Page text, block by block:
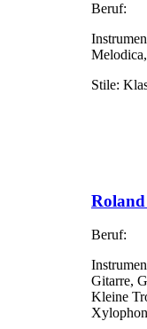
Beruf:
Stile:
Beruf:
Gitarre,
Kleine
Xylophon